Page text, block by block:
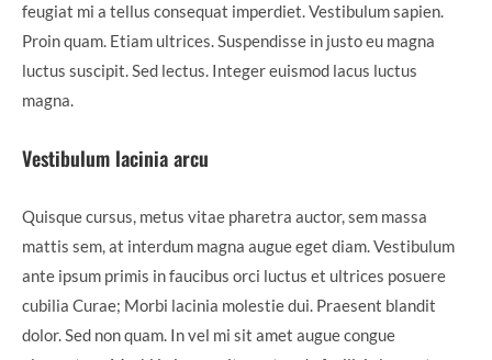
feugiat mi a tellus consequat imperdiet. Vestibulum sapien.
Proin quam. Etiam ultrices. Suspendisse in justo eu magna
luctus suscipit. Sed lectus. Integer euismod lacus luctus
magna.
Vestibulum lacinia arcu
Quisque cursus, metus vitae pharetra auctor, sem massa
mattis sem, at interdum magna augue eget diam. Vestibulum
ante ipsum primis in faucibus orci luctus et ultrices posuere
cubilia Curae; Morbi lacinia molestie dui. Praesent blandit
dolor. Sed non quam. In vel mi sit amet augue congue